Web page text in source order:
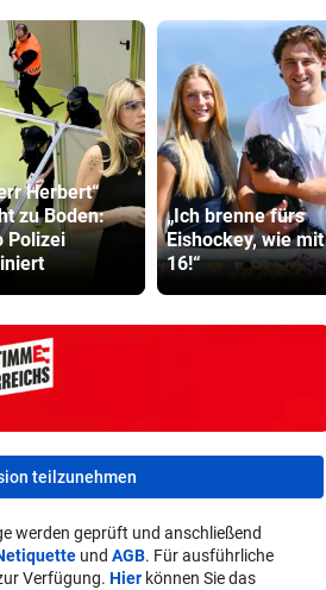
Herbert“
zu Boden:
Polizei
„Ich brenne fürs
Eishockey, wie mit
16!“
teilzunehmen
werden geprüft und anschließend
und AGB. Für ausführliche
Verfügung. Hier können Sie das